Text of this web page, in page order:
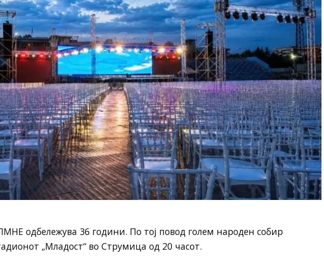
одбележува 36 години. По тој повод голем народен собир
„Младост“ во Струмица од 20 часот.